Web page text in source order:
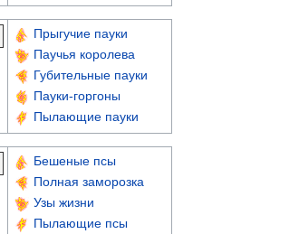
Прыгучие пауки
Паучья королева
Губительные пауки
Пауки-горгоны
Пылающие пауки
Бешеные псы
Полная заморозка
Узы жизни
Пылающие псы